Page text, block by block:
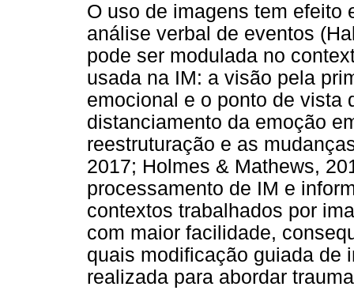
O uso de imagens tem efeito
análise verbal de eventos
pode ser modulada no
usada na IM: a visão pela
emocional e o ponto de vista
distanciamento da emoção
reestruturação e as
2017; Holmes & Mathews,
processamento de IM e
contextos trabalhados por
com maior facilidade,
quais modificação guiada de
realizada para abordar